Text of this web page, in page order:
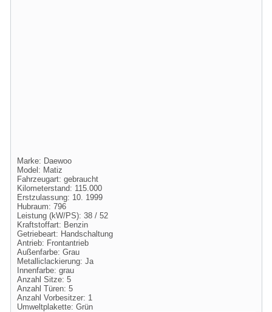
Marke: Daewoo
Model: Matiz
Fahrzeugart: gebraucht
Kilometerstand: 115.000
Erstzulassung: 10. 1999
Hubraum: 796
Leistung (kW/PS): 38 / 52
Kraftstoffart: Benzin
Getriebeart: Handschaltung
Antrieb: Frontantrieb
Außenfarbe: Grau
Metalliclackierung: Ja
Innenfarbe: grau
Anzahl Sitze: 5
Anzahl Türen: 5
Anzahl Vorbesitzer: 1
Umweltplakette: Grün